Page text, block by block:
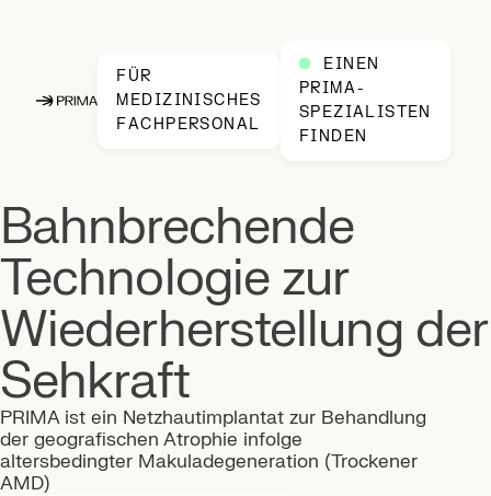
PRIMA, Startseite
FÜR
MEDIZINISCHES
FACHPERSONAL
EINEN
PRIMA-
SPEZIALISTEN
FINDEN
Bahnbrechende
Technologie zur
Wiederherstellung der
Sehkraft
PRIMA ist ein Netzhautimplantat zur Behandlung
der geografischen Atrophie infolge
altersbedingter Makuladegeneration (Trockener
AMD)
Dieser Abschnitt weist einen markanten visuellen Effekt